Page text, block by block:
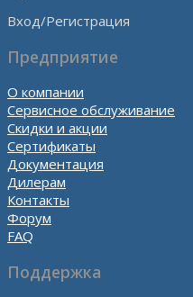
Вход/Регистрация
Предприятие
О компании
Сервисное обслуживание
Скидки и акции
Сертификаты
Документация
Дилерам
Контакты
Форум
FAQ
Поддержка